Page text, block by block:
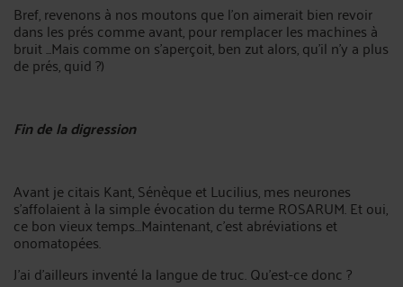
Bref, revenons à nos moutons que l'on aimerait bien revoir
dans les prés comme avant, pour remplacer les machines à
bruit ...Mais comme on s'aperçoit, ben zut alors, qu'il n'y a plus
de prés, quid ?)
Fin de la digression
Avant je citais Kant, Sénèque et Lucilius, mes neurones
s’affolaient à la simple évocation du terme ROSARUM. Et oui,
ce bon vieux temps…Maintenant, c’est abréviations et
onomatopées.
J’ai d’ailleurs inventé la langue de truc. Qu’est-ce donc ?